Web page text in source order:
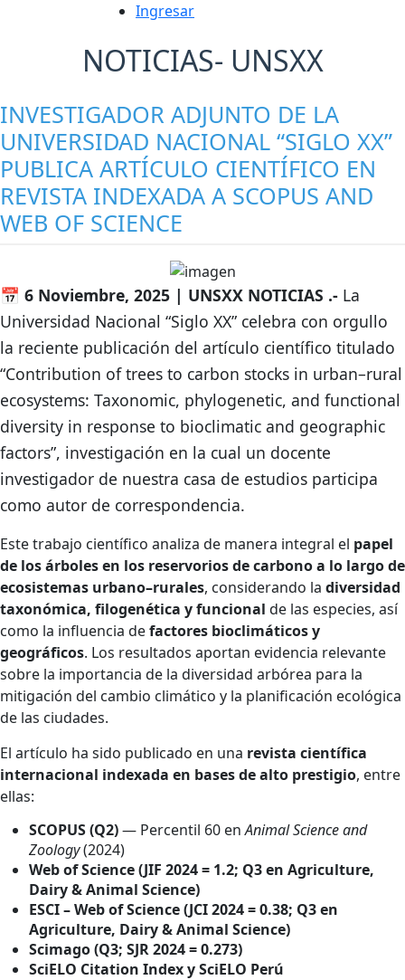
Ingresar
NOTICIAS- UNSXX
INVESTIGADOR ADJUNTO DE LA
UNIVERSIDAD NACIONAL “SIGLO XX”
PUBLICA ARTÍCULO CIENTÍFICO EN
REVISTA INDEXADA A SCOPUS AND
WEB OF SCIENCE
📅 6 Noviembre, 2025 | UNSXX NOTICIAS .- La
Universidad Nacional “Siglo XX” celebra con orgullo
la reciente publicación del artículo científico titulado
“Contribution of trees to carbon stocks in urban–rural
ecosystems: Taxonomic, phylogenetic, and functional
diversity in response to bioclimatic and geographic
factors”, investigación en la cual un docente
investigador de nuestra casa de estudios participa
como autor de correspondencia.
Este trabajo científico analiza de manera integral el papel
de los árboles en los reservorios de carbono a lo largo de
ecosistemas urbano–rurales, considerando la diversidad
taxonómica, filogenética y funcional de las especies, así
como la influencia defactores bioclimáticos y
geográficos. Los resultados aportan evidencia relevante
sobre la importancia de la diversidad arbórea para la
mitigación del cambio climático y la planificación ecológica
de las ciudades.
El artículo ha sido publicado en una revista científica
internacional indexada en bases de alto prestigio, entre
ellas:
SCOPUS (Q2)— Percentil 60 enAnimal Science and
Zoology(2024)
Web of Science (JIF 2024 = 1.2; Q3 en Agriculture,
Dairy & Animal Science)
ESCI – Web of Science (JCI 2024 = 0.38; Q3 en
Agriculture, Dairy & Animal Science)
Scimago (Q3; SJR 2024 = 0.273)
SciELO Citation Index y SciELO Perú